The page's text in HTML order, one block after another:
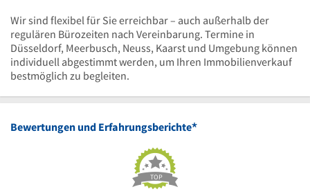
Uhr
18
Uhr
bis
18
Uhr
Wir sind flexibel für Sie erreichbar – auch außerhalb der
regulären Bürozeiten nach Vereinbarung. Termine in
Düsseldorf, Meerbusch, Neuss, Kaarst und Umgebung können
individuell abgestimmt werden, um Ihren Immobilienverkauf
bestmöglich zu begleiten.
Bewertungen und Erfahrungsberichte*
TOP